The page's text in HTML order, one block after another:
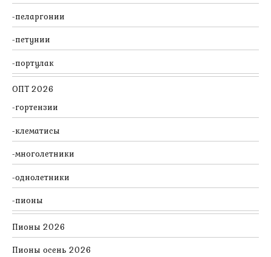
пеларгонии
петунии
портулак
ОПТ 2026
гортензии
клематисы
многолетники
однолетники
пионы
Пионы 2026
Пионы осень 2026